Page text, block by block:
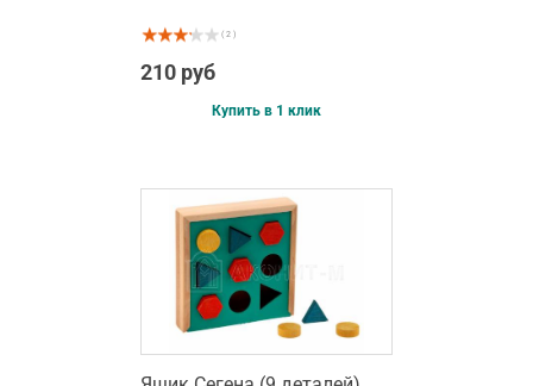
( 2 )
210 руб
Купить в 1 клик